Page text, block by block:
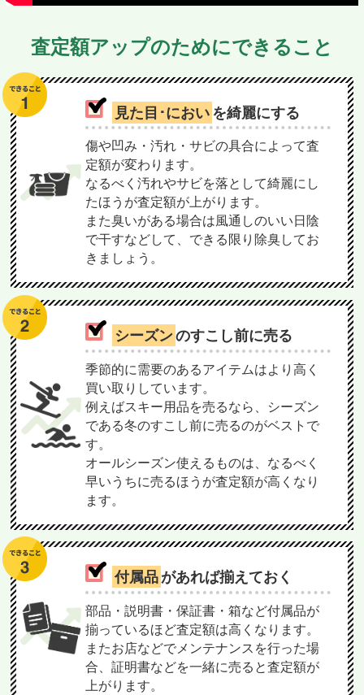
査定額アップのためにできること
見た目･におい を綺麗にする
傷や凹み・汚れ・サビの具合によって査
定額が変わります。
なるべく汚れやサビを落として綺麗にし
たほうが査定額が上がります。
また臭いがある場合は風通しのいい日陰
で干すなどして、できる限り除臭してお
きましょう。
シーズンのすこし前に売る
季節的に需要のあるアイテムはより高く
買い取りしています。
例えばスキー用品を売るなら、シーズン
である冬のすこし前に売るのがベストで
す。
オールシーズン使えるものは、なるべく
早いうちに売るほうが査定額が高くなり
ます。
付属品があれば揃えておく
部品・説明書・保証書・箱など付属品が
揃っているほど査定額は高くなります。
またお店などでメンテナンスを行った場
合、証明書などを一緒に売ると査定額が
上がります。